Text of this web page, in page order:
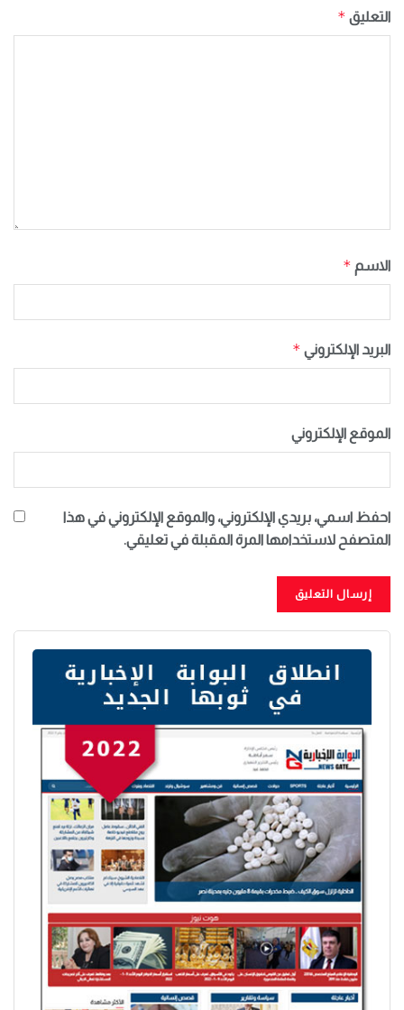
التعليق*
الاسم*
البريد الإلكتروني*
الموقع الإلكتروني
احفظ اسمي، بريدي الإلكتروني، والموقع الإلكتروني في هذا
المتصفح لاستخدامها المرة المقبلة في تعليقي.